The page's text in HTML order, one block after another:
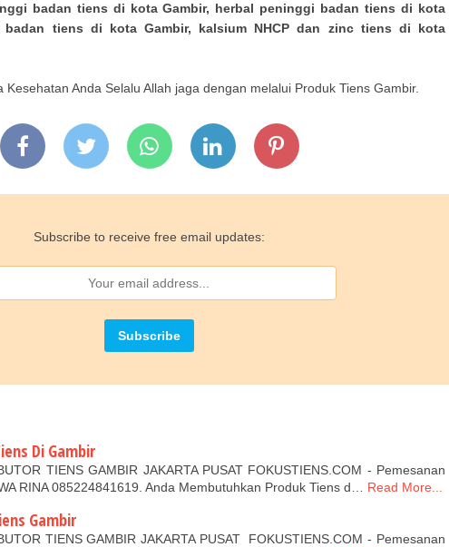
badan tiens di kota Gambir, herbal peninggi badan tiens di kota
badan tiens di kota Gambir, kalsium NHCP dan zinc tiens di kota
Kesehatan Anda Selalu Allah jaga dengan melalui Produk Tiens Gambir.
Subscribe to receive free email updates:
Di Gambir
TIENS GAMBIR JAKARTA PUSAT FOKUSTIENS.COM - Pemesanan
RINA 085224841619. Anda Membutuhkan Produk Tiens d…
Read More...
Gambir
TIENS GAMBIR JAKARTA PUSAT FOKUSTIENS.COM - Pemesanan